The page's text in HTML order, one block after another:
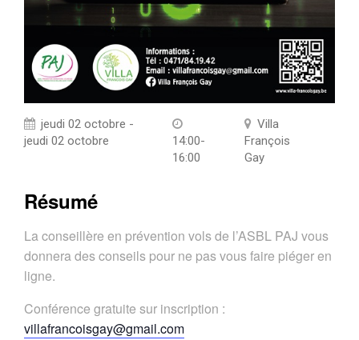
jeudi 02 octobre -
jeudi 02 octobre
14:00-
16:00
Villa
François
Gay
Résumé
La conseillère en prévention vols de l’ASBL PAJ vous
donnera des conseils pour ne pas vous faire piéger en
ligne.
Conférence gratuite sur inscription :
villafrancoisgay@gmail.com